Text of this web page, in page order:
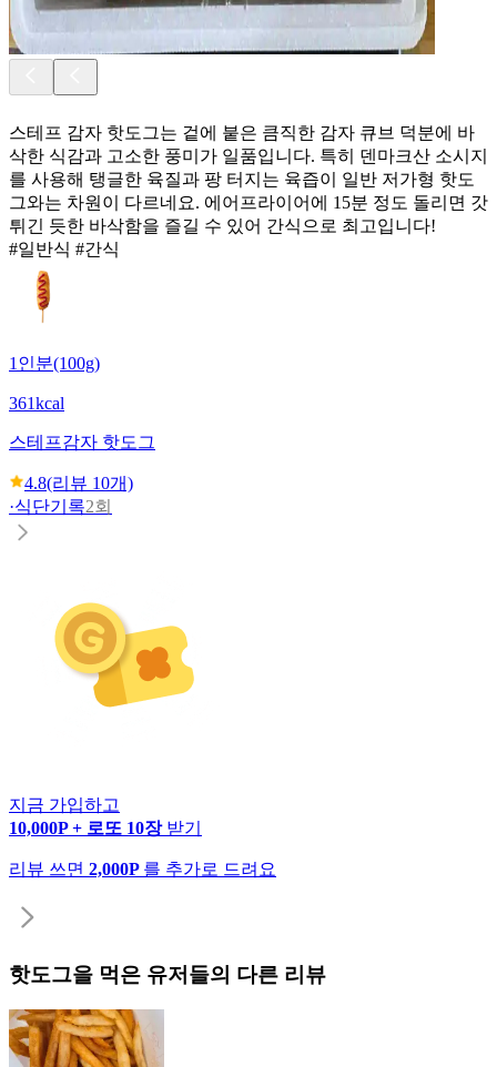
스테프 감자 핫도그는 겉에 붙은 큼직한 감자 큐브 덕분에 바
삭한 식감과 고소한 풍미가 일품입니다. 특히 덴마크산 소시지
를 사용해 탱글한 육질과 팡 터지는 육즙이 일반 저가형 핫도
그와는 차원이 다르네요. 에어프라이어에 15분 정도 돌리면 갓
튀긴 듯한 바삭함을 즐길 수 있어 간식으로 최고입니다!
#일반식 #간식
1인분(100g)
361kcal
스테프감자 핫도그
4.8(리뷰 10개)
·식단기록2회
지금 가입하고
10,000P + 로또 10장 받기
리뷰 쓰면 2,000P 를 추가로 드려요
핫도그을 먹은 유저들의 다른 리뷰